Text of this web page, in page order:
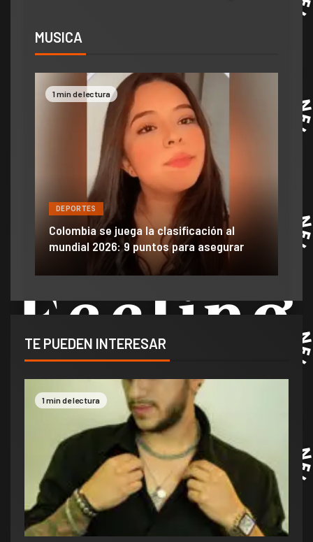
MUSICA
1 min de lectura
DEPORTES
Colombia se juega la clasificación al
mundial 2026: 9 puntos para asegurar
TE PUEDEN INTERESAR
1 min de lectura